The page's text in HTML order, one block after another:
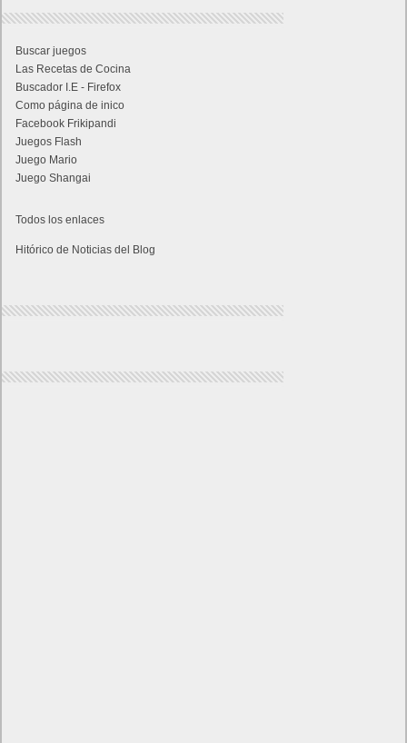
Buscar juegos
Las Recetas de Cocina
Buscador I.E - Firefox
Como página de inico
Facebook Frikipandi
Juegos Flash
Juego Mario
Juego Shangai
Todos los enlaces
Hitórico de Noticias del Blog